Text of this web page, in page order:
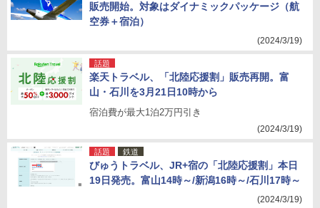
販売開始。対象はダイナミックパッケージ（航
空券＋宿泊）
(2024/3/19)
話題
楽天トラベル、「北陸応援割」販売再開。富
山・石川を3月21日10時から
宿泊費が最大1泊2万円引き
(2024/3/19)
話題 鉄道
びゅうトラベル、JR+宿の「北陸応援割」本日
19日発売。富山14時～/新潟16時～/石川17時～
(2024/3/19)